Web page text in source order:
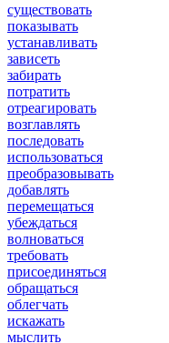
существовать
показывать
устанавливать
зависеть
забирать
потратить
отреагировать
возглавлять
последовать
использоваться
преобразовывать
добавлять
перемещаться
убеждаться
волноваться
требовать
присоединяться
обращаться
облегчать
искажать
мыслить